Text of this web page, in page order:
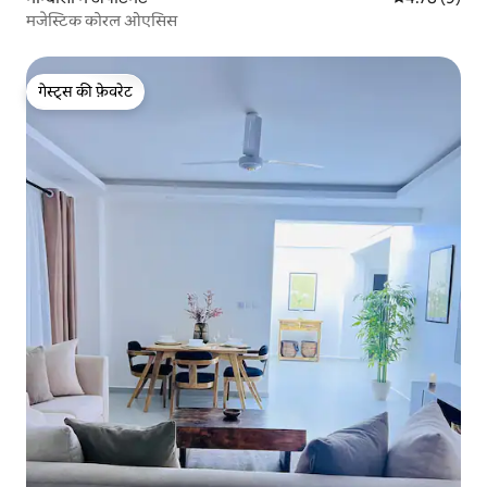
मजेस्टिक कोरल ओएसिस
गेस्ट्स की फ़ेवरेट
गेस्ट्स की फ़ेवरेट